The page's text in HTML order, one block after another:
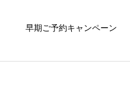
早期ご予約キャンペーン